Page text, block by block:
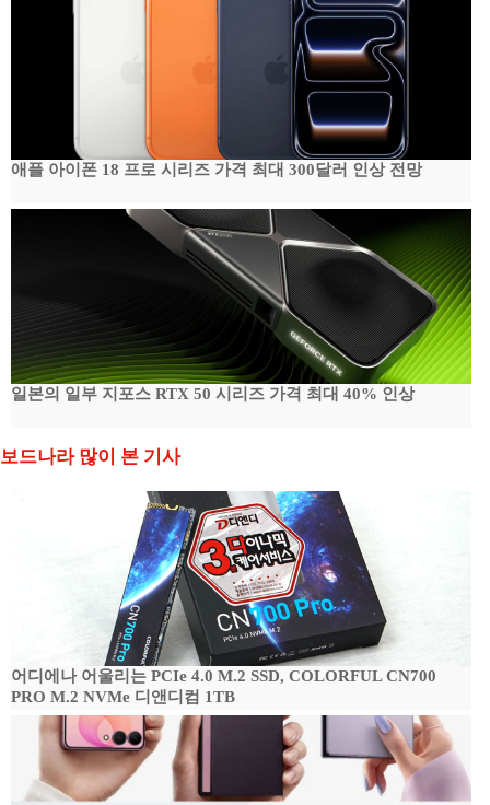
애플 아이폰 18 프로 시리즈 가격 최대 300달러 인상 전망
일본의 일부 지포스 RTX 50 시리즈 가격 최대 40% 인상
보드나라 많이 본 기사
어디에나 어울리는 PCIe 4.0 M.2 SSD, COLORFUL CN700
PRO M.2 NVMe 디앤디컴 1TB